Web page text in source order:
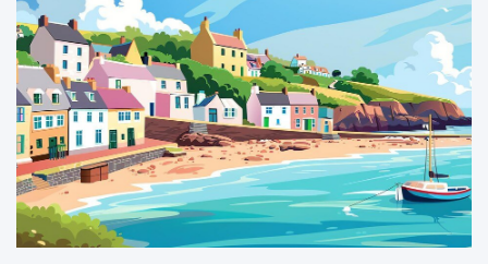
a
r
t
o
z
a
r
e
z
e
r
w
m
n
a
w
a
k
a
c
y
j
n
y